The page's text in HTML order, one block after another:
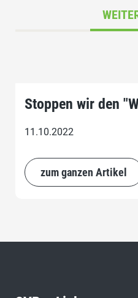
Stoppen wir den
11.10.2022
zum ganzen Artikel